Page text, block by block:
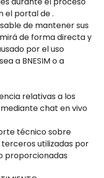
el portal de .
de mantener sus
de forma directa y
por el uso
a BNESIM o a
relativas a los
chat en vivo
técnico sobre
utilizadas por
proporcionadas